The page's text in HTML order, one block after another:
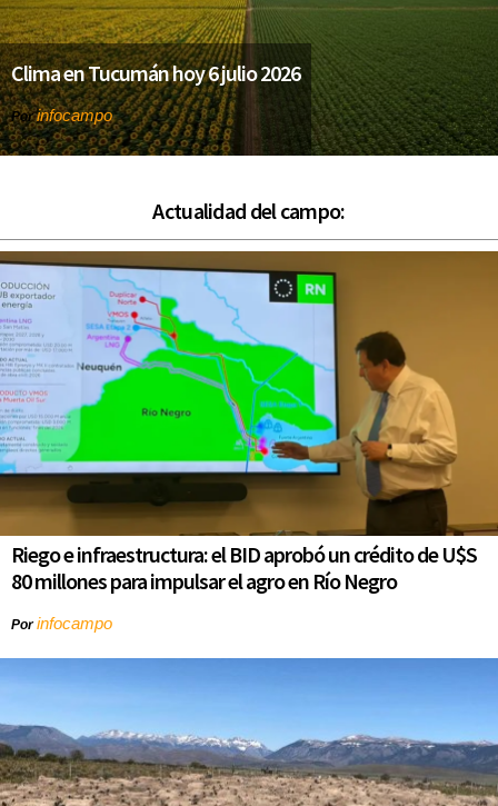
Clima en Tucumán hoy 6 julio 2026
Porinfocampo
Actualidad del campo:
Riego e infraestructura: el BID aprobó un crédito de U$S
80 millones para impulsar el agro en Río Negro
Porinfocampo